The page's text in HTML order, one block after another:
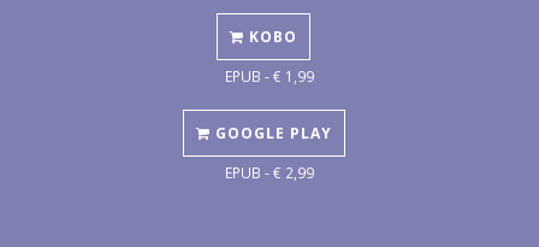
KOBO
EPUB - € 1,99
GOOGLE PLAY
EPUB - € 2,99